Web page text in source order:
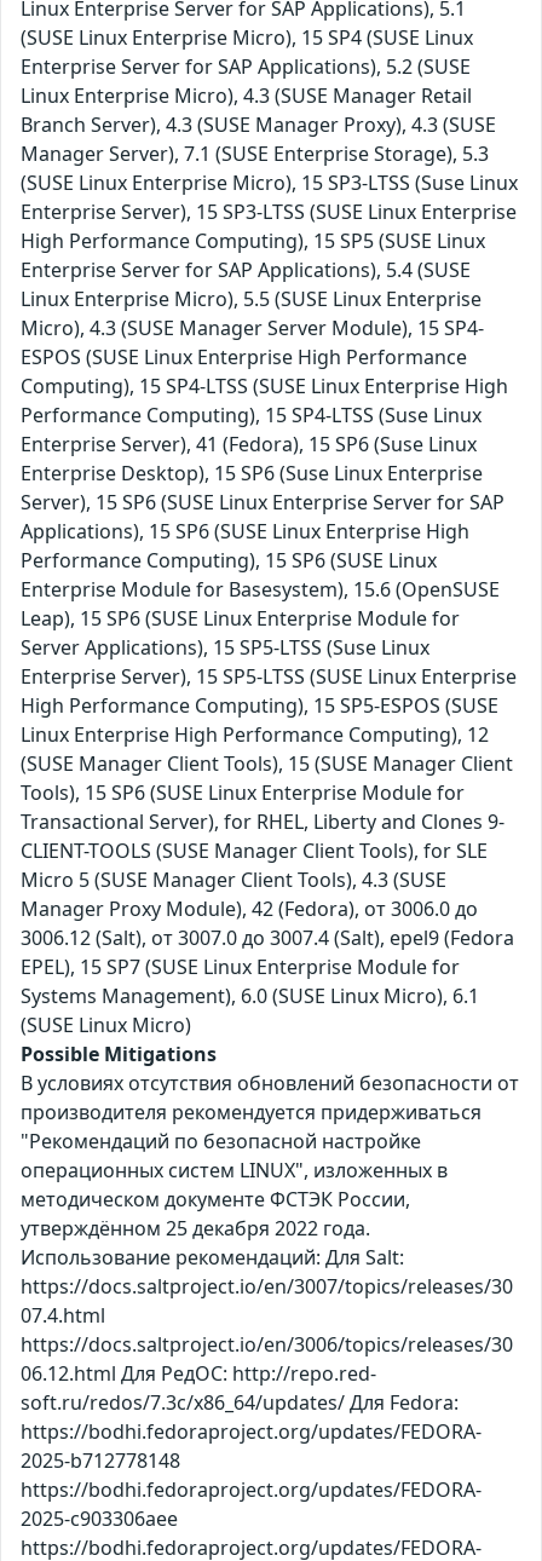
Linux Enterprise Server for SAP Applications), 5.1
(SUSE Linux Enterprise Micro), 15 SP4 (SUSE Linux
Enterprise Server for SAP Applications), 5.2 (SUSE
Linux Enterprise Micro), 4.3 (SUSE Manager Retail
Branch Server), 4.3 (SUSE Manager Proxy), 4.3 (SUSE
Manager Server), 7.1 (SUSE Enterprise Storage), 5.3
(SUSE Linux Enterprise Micro), 15 SP3-LTSS (Suse Linux
Enterprise Server), 15 SP3-LTSS (SUSE Linux Enterprise
High Performance Computing), 15 SP5 (SUSE Linux
Enterprise Server for SAP Applications), 5.4 (SUSE
Linux Enterprise Micro), 5.5 (SUSE Linux Enterprise
Micro), 4.3 (SUSE Manager Server Module), 15 SP4-
ESPOS (SUSE Linux Enterprise High Performance
Computing), 15 SP4-LTSS (SUSE Linux Enterprise High
Performance Computing), 15 SP4-LTSS (Suse Linux
Enterprise Server), 41 (Fedora), 15 SP6 (Suse Linux
Enterprise Desktop), 15 SP6 (Suse Linux Enterprise
Server), 15 SP6 (SUSE Linux Enterprise Server for SAP
Applications), 15 SP6 (SUSE Linux Enterprise High
Performance Computing), 15 SP6 (SUSE Linux
Enterprise Module for Basesystem), 15.6 (OpenSUSE
Leap), 15 SP6 (SUSE Linux Enterprise Module for
Server Applications), 15 SP5-LTSS (Suse Linux
Enterprise Server), 15 SP5-LTSS (SUSE Linux Enterprise
High Performance Computing), 15 SP5-ESPOS (SUSE
Linux Enterprise High Performance Computing), 12
(SUSE Manager Client Tools), 15 (SUSE Manager Client
Tools), 15 SP6 (SUSE Linux Enterprise Module for
Transactional Server), for RHEL, Liberty and Clones 9-
CLIENT-TOOLS (SUSE Manager Client Tools), for SLE
Micro 5 (SUSE Manager Client Tools), 4.3 (SUSE
Manager Proxy Module), 42 (Fedora), от 3006.0 до
3006.12 (Salt), от 3007.0 до 3007.4 (Salt), epel9 (Fedora
EPEL), 15 SP7 (SUSE Linux Enterprise Module for
Systems Management), 6.0 (SUSE Linux Micro), 6.1
(SUSE Linux Micro)
Possible Mitigations
В условиях отсутствия обновлений безопасности от
производителя рекомендуется придерживаться
"Рекомендаций по безопасной настройке
операционных систем LINUX", изложенных в
методическом документе ФСТЭК России,
утверждённом 25 декабря 2022 года.
Использование рекомендаций: Для Salt:
https://docs.saltproject.io/en/3007/topics/releases/30
07.4.html
https://docs.saltproject.io/en/3006/topics/releases/30
06.12.html Для РедОС: http://repo.red-
soft.ru/redos/7.3c/x86_64/updates/ Для Fedora:
https://bodhi.fedoraproject.org/updates/FEDORA-
2025-b712778148
https://bodhi.fedoraproject.org/updates/FEDORA-
2025-c903306aee
https://bodhi.fedoraproject.org/updates/FEDORA-